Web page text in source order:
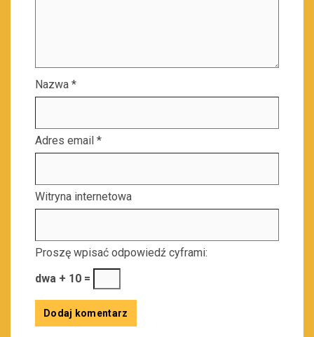
Nazwa *
Adres email *
Witryna internetowa
Proszę wpisać odpowiedź cyframi:
dwa + 10 =